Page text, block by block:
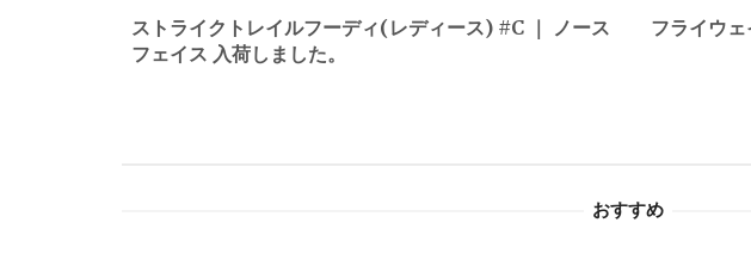
稿
ナ
ストライクトレイルフーディ(レディース) #C ｜ ノース
フェイス 入荷しました。
フライウ
おすすめ